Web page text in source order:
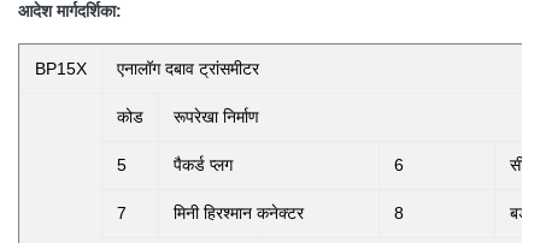
आदेश मार्गदर्शिका:
BP15X एनालॉग दबाव ट्रांसमीटर
कोड रूपरेखा निर्माण
5 पैकर्ड प्लग 6 सील
7 मिनी हिरश्मान कनेक्टर 8 बड़ा